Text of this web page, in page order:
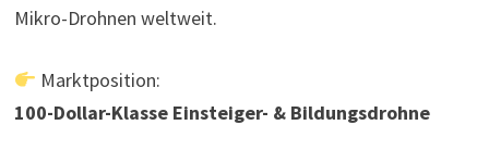
Mikro-Drohnen weltweit.
Marktposition:
100-Dollar-Klasse Einsteiger- & Bildungsdrohne